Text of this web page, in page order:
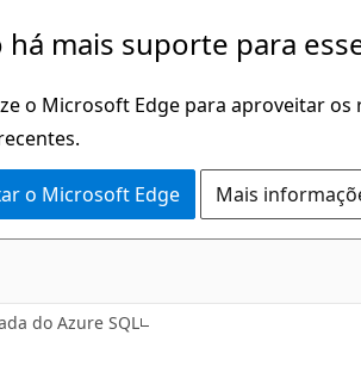
há mais suporte para
o Microsoft Edge para aproveitar
o Microsoft Edge Mais
do Azure SQL